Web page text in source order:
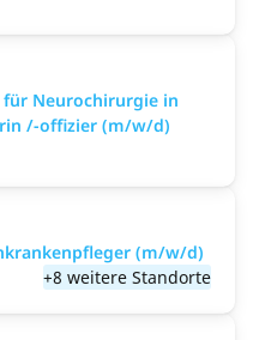
Neurochirurgie in
/-offizier (m/w/d)
(m/w/d)
+8 weitere Standorte